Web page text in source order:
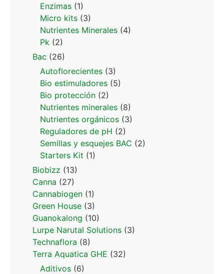
Enzimas (1)
Micro kits (3)
Nutrientes Minerales (4)
Pk (2)
Bac (26)
Autoflorecientes (3)
Bio estimuladores (5)
Bio protección (2)
Nutrientes minerales (8)
Nutrientes orgánicos (3)
Reguladores de pH (2)
Semillas y esquejes BAC (2)
Starters Kit (1)
Biobizz (13)
Canna (27)
Cannabiogen (1)
Green House (3)
Guanokalong (10)
Lurpe Narutal Solutions (3)
Technaflora (8)
Terra Aquatica GHE (32)
Aditivos (6)